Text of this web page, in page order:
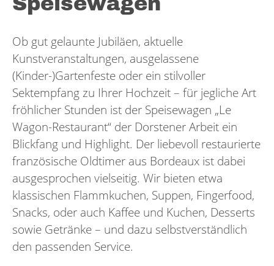
Ob gut gelaunte Jubiläen, aktuelle
Kunstveranstaltungen, ausgelassene
(Kinder-)Gartenfeste oder ein stilvoller
Sektempfang zu Ihrer Hochzeit – für jegliche Art
fröhlicher Stunden ist der Speisewagen „Le
Wagon-Restaurant“ der Dorstener Arbeit ein
Blickfang und Highlight. Der liebevoll restaurierte
französische Oldtimer aus Bordeaux ist dabei
ausgesprochen vielseitig. Wir bieten etwa
klassischen Flammkuchen, Suppen, Fingerfood,
Snacks, oder auch Kaffee und Kuchen, Desserts
sowie Getränke – und dazu selbstverständlich
den passenden Service.